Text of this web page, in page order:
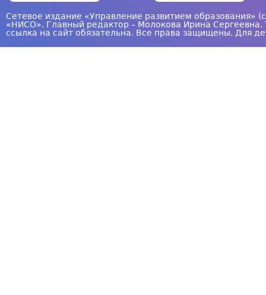
Сетевое издание «Управление развитием
«НИСО». Главный редактор – Молокова Ирина
ссылка на сайт обязательна. Все права защищены. Для